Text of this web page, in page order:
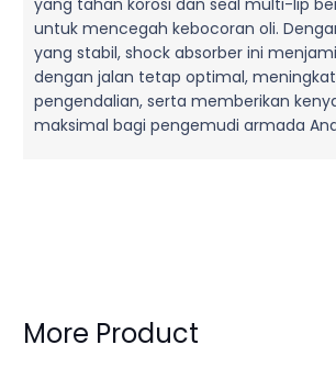
yang tahan korosi dan seal multi-lip
untuk mencegah kebocoran oli.
yang stabil, shock absorber ini
dengan jalan tetap optimal,
pengendalian, serta memberikan
maksimal bagi pengemudi armada
More Product